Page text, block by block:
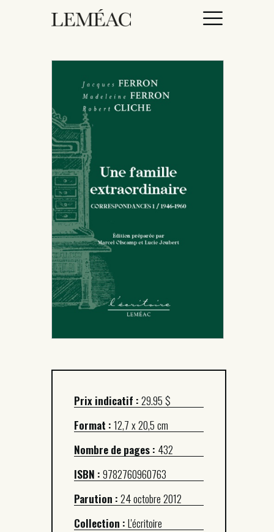
ACCUEIL
CATALOGUE
AUTEURICES
DROITS / RIGHTS
À PROPOS
Prix indicatif :29.95 $
Format :12,7 x 20,5 cm
Nombre de pages : 432
ISBN :9782760960763
Parution :24 octobre 2012
Collection :L'écritoire